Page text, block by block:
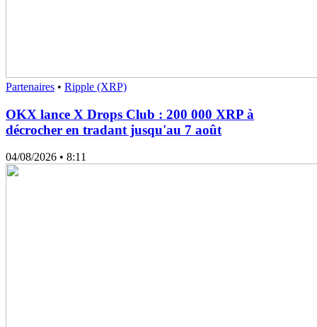
Partenaires • Ripple (XRP)
OKX lance X Drops Club : 200 000 XRP à
décrocher en tradant jusqu'au 7 août
04/08/2026 • 8:11